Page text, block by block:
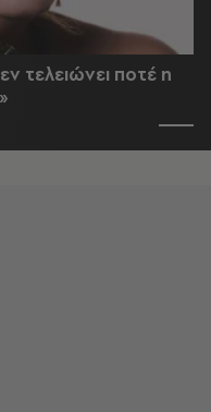
τελειώνει ποτέ η